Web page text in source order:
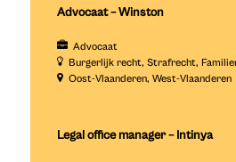
Advocaat – Winston
Advocaat
Burgerlijk recht Strafrecht
Oost-Vlaanderen West-Vlaanderen
Legal office manager – Intinya